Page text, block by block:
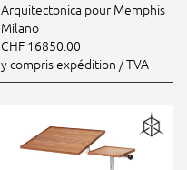
Arquitectonica pour Memphis
Milano
CHF 16850.00
y compris expédition / TVA